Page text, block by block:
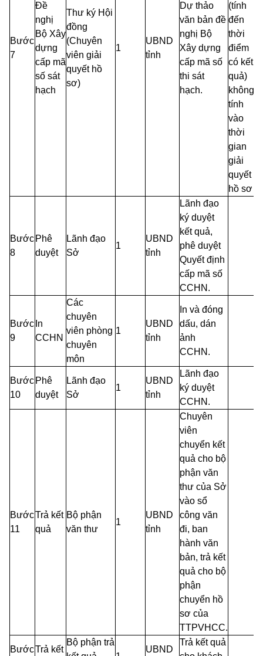
Bước
7
Đề
nghị
Bộ Xây
dựng
cấp mã
số sát
hạch
Thư ký Hội
đồng
(Chuyên
viên giải
quyết hồ
sơ)
1
UBND
tỉnh
Dự thảo
văn bản đề
nghị Bộ
Xây dựng
cấp mã số
thi sát
hạch.
(tính
đến
thời
điểm
có kết
quả)
không
tính
vào
thời
gian
giải
quyết
hồ sơ
Bước
8
Phê
duyệt
Lãnh đạo
Sở
1
UBND
tỉnh
Lãnh đạo
ký duyệt
kết quả,
phê duyệt
Quyết định
cấp mã số
CCHN.
Bước
9
In
CCHN
Các
chuyên
viên phòng
chuyên
môn
1
UBND
tỉnh
In và đóng
dấu, dán
ảnh
CCHN.
Bước
10
Phê
duyệt
Lãnh đạo
Sở
1
UBND
tỉnh
Lãnh đạo
ký duyệt
CCHN.
Bước
11
Trả kết
quả
Bộ phận
văn thư
1
UBND
tỉnh
Chuyên
viên
chuyển kết
quả cho bộ
phận văn
thư của Sở
vào sổ
công văn
đi, ban
hành văn
bản, trả kết
quả cho bộ
phận
chuyển hồ
sơ của
TTPVHCC.
BướcTrả kết
Bộ phận trả
UBND
Trả kết quả